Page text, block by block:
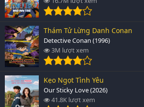
Thám Tử Lừng Danh Conan
Detective Conan (1996)
3M lượt xem
Kẹo Ngọt Tình Yêu
Our Sticky Love (2026)
41.8K lượt xem